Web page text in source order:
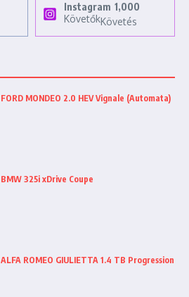
Instagram 1,000
KövetőkKövetés
FORD MONDEO 2.0 HEV Vignale (Automata)
BMW 325i xDrive Coupe
ALFA ROMEO GIULIETTA 1.4 TB Progression